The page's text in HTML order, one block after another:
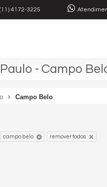
(11) 4172-3225
- Campo
Campo Belo
campo belo remover todos